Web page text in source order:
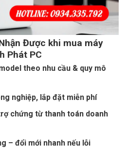
Được khi mua máy
Phát PC
theo nhu cầu & quy mô
nghiệp, lắp đặt miễn phí
chứng từ thanh toán doanh
– đổi mới nhanh nếu lỗi